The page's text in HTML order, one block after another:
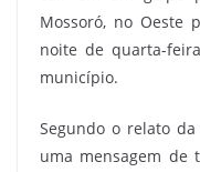
Mossoró, no Oeste
noite de quarta-
município.
Segundo o relato
uma mensagem de